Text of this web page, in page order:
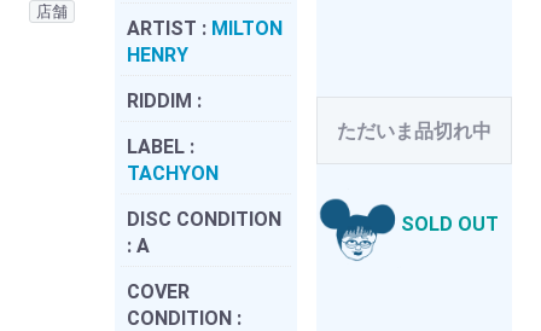
店舗
ARTIST : MILTON
HENRY
RIDDIM :
LABEL :
TACHYON
DISC CONDITION
: A
COVER
CONDITION :
ただいま品切れ中
SOLD OUT